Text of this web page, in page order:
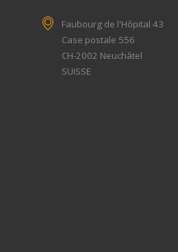
Faubourg de l'Hôpital 43
Case postale 556
CH-2002 Neuchâtel
SUISSE